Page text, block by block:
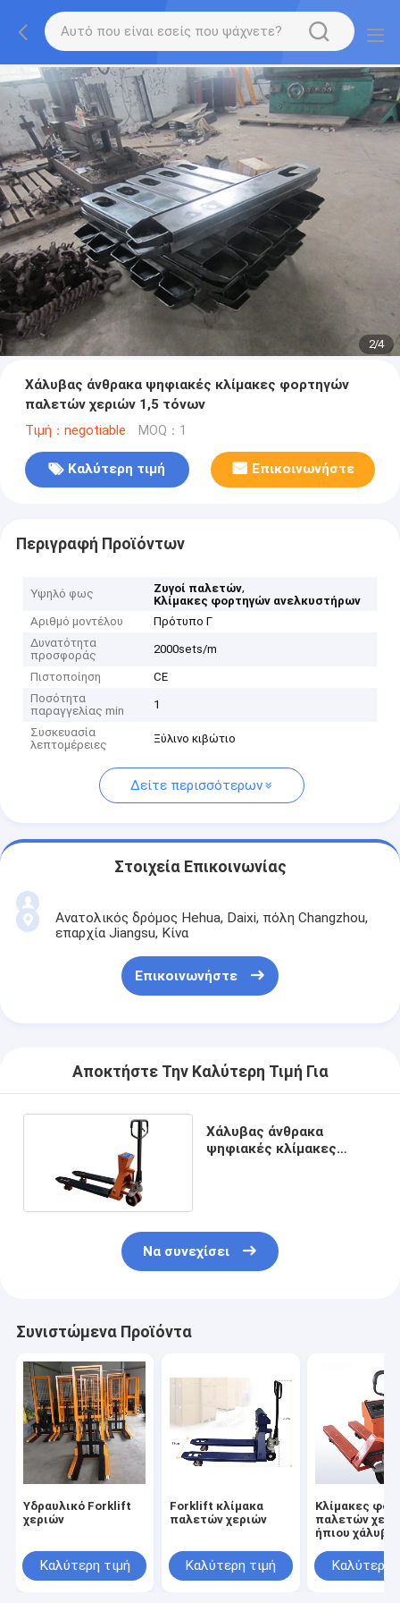
2/4
Χάλυβας άνθρακα ψηφιακές κλίμακες φορτηγών
παλετών χεριών 1,5 τόνων
Τιμή：negotiable MOQ：1
Καλύτερη τιμή Επικοινωνήστε
Περιγραφή Προϊόντων
Υψηλό φως Ζυγοί παλετών,
Κλίμακες φορτηγών ανελκυστήρων
Αριθμό μοντέλου
Πρότυπο Γ
Δυνατότητα
προσφοράς
2000sets/m
Πιστοποίηση
CE
Ποσότητα
παραγγελίας min
1
Συσκευασία
λεπτομέρειες
Ξύλινο κιβώτιο
Δείτε περισσότερων
Στοιχεία Επικοινωνίας
Ανατολικός δρόμος Hehua, Daixi, πόλη Changzhou,
επαρχία Jiangsu, Κίνα
Επικοινωνήστε
Αποκτήστε Την Καλύτερη Τιμή Για
Χάλυβας άνθρακα
ψηφιακές κλίμακες
Να συνεχίσει
Συνιστώμενα Προϊόντα
Υδραυλικό Forklift
χεριών
Καλύτερη τιμή
Forklift κλίμακα
παλετών χεριών
Καλύτερη τιμή
Κλίμακες
παλετών
ήπιου χάλυβα
Καλύτερη